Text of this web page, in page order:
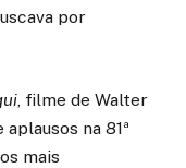
por
, filme de Walter
na 81ª
mais